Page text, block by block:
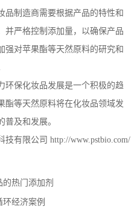
品制造商需要根据产品的特性和
并严格控制添加量，以确保产品
强对苹果酯等天然原料的研究和
环保化妆品发展是一个积极的趋
酯等天然原料将在化妆品领域发
及和发展。
技有限公司 http://www.pstbio.com/
热门添加剂
经济案例